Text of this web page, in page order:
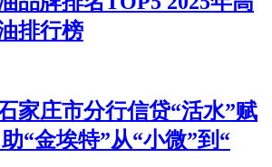
排行榜
家庄市分行信贷“活水”赋
“金埃特”从“小微”到“